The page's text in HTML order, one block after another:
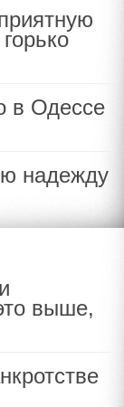
в Одессе
надежду
выше,